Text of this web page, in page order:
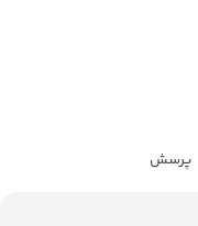
پرسش